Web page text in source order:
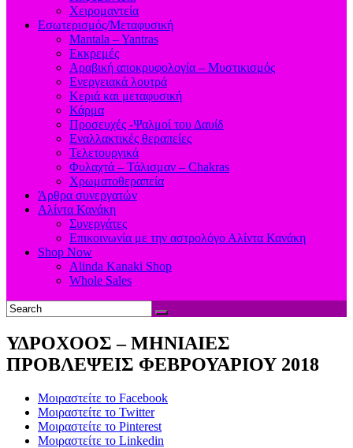
Χειρομαντεία
Εσωτερισμός/Μεταφυσική
Mantala – Yantras
Εκκρεμές
Αραβική αποκρυφολογία – Μυστικισμός
Ενεργειακά λουτρά
Κεριά και μεταφυσική
Κάρμα
Προσευχές -Ψαλμοί του Δαυίδ
Εναλλακτικές θεραπείες
Τελετουργικά
Φυλαχτά – Τάλισμαν – Chakras
Χρωματοθεραπεία
Άρθρα συνεργατών
Αλίντα Κανάκη
Συνεργάτες
Επικοινωνία με την αστρολόγο Αλίντα Κανάκη
Shop Now
Alinda Kanaki Shop
Whole Sales
ΥΔΡΟΧΟΟΣ – ΜΗΝΙΑΙΕΣ
ΠΡΟΒΛΕΨΕΙΣ ΦΕΒΡΟΥΑΡΙΟΥ 2018
Μοιραστείτε το Facebook
Μοιραστείτε το Twitter
Μοιραστείτε το Pinterest
Μοιραστείτε το Linkedin